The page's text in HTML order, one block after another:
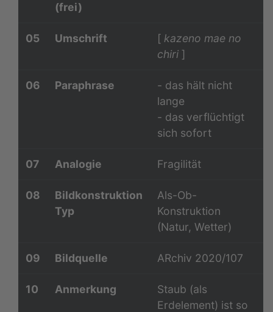
(frei)
05 Umschrift [ kazeno mae no
chiri ]
06 Paraphrase
- das hält nicht
lange
- das verflüchtigt
sich sofort
07 Analogie Fragilität
08
Bildkonstruktion
Typ
Als-Ob-
Konstruktion
(Natur, Wetter)
09 Bildquelle ARchiv 2020/107
10 Anmerkung
Staub (als
Erdelement) ist so